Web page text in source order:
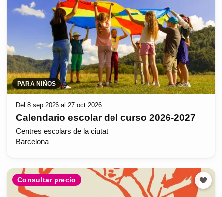
PARA NIÑOS
Del 8 sep 2026 al 27 oct 2026
Calendario escolar del curso 2026-2027
Centres escolars de la ciutat
Barcelona
Consultar precio